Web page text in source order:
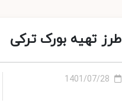
طرز تهیه بورک ترکی
1401/07/28